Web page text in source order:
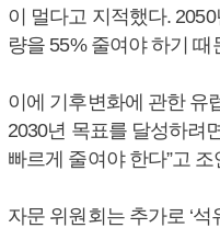
이 멀다고 지적했다.
량을 55% 줄여야 하기 때
이에 기후변화에 관한 유
2030년 목표를 달성하려
빠르게 줄여야 한다”고 조
자문 위원회는 추가로 ‘